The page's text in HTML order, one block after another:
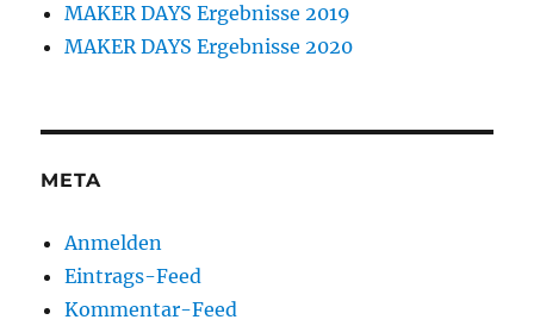
MAKER DAYS Ergebnisse 2019
MAKER DAYS Ergebnisse 2020
META
Anmelden
Eintrags-Feed
Kommentar-Feed